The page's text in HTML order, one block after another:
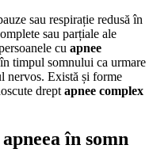
sau respirație redusă în
sau parțiale ale
cu apnee
timpul somnului ca urmare
nervos. Există și forme
drept apnee complex
în somn